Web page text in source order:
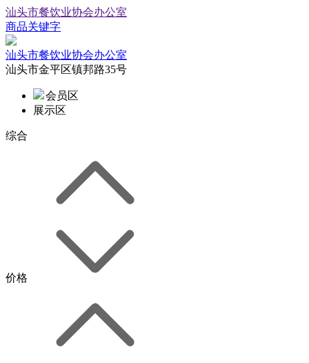
汕头市餐饮业协会办公室
商品关键字
汕头市餐饮业协会办公室
汕头市金平区镇邦路35号
会员区
展示区
综合
价格